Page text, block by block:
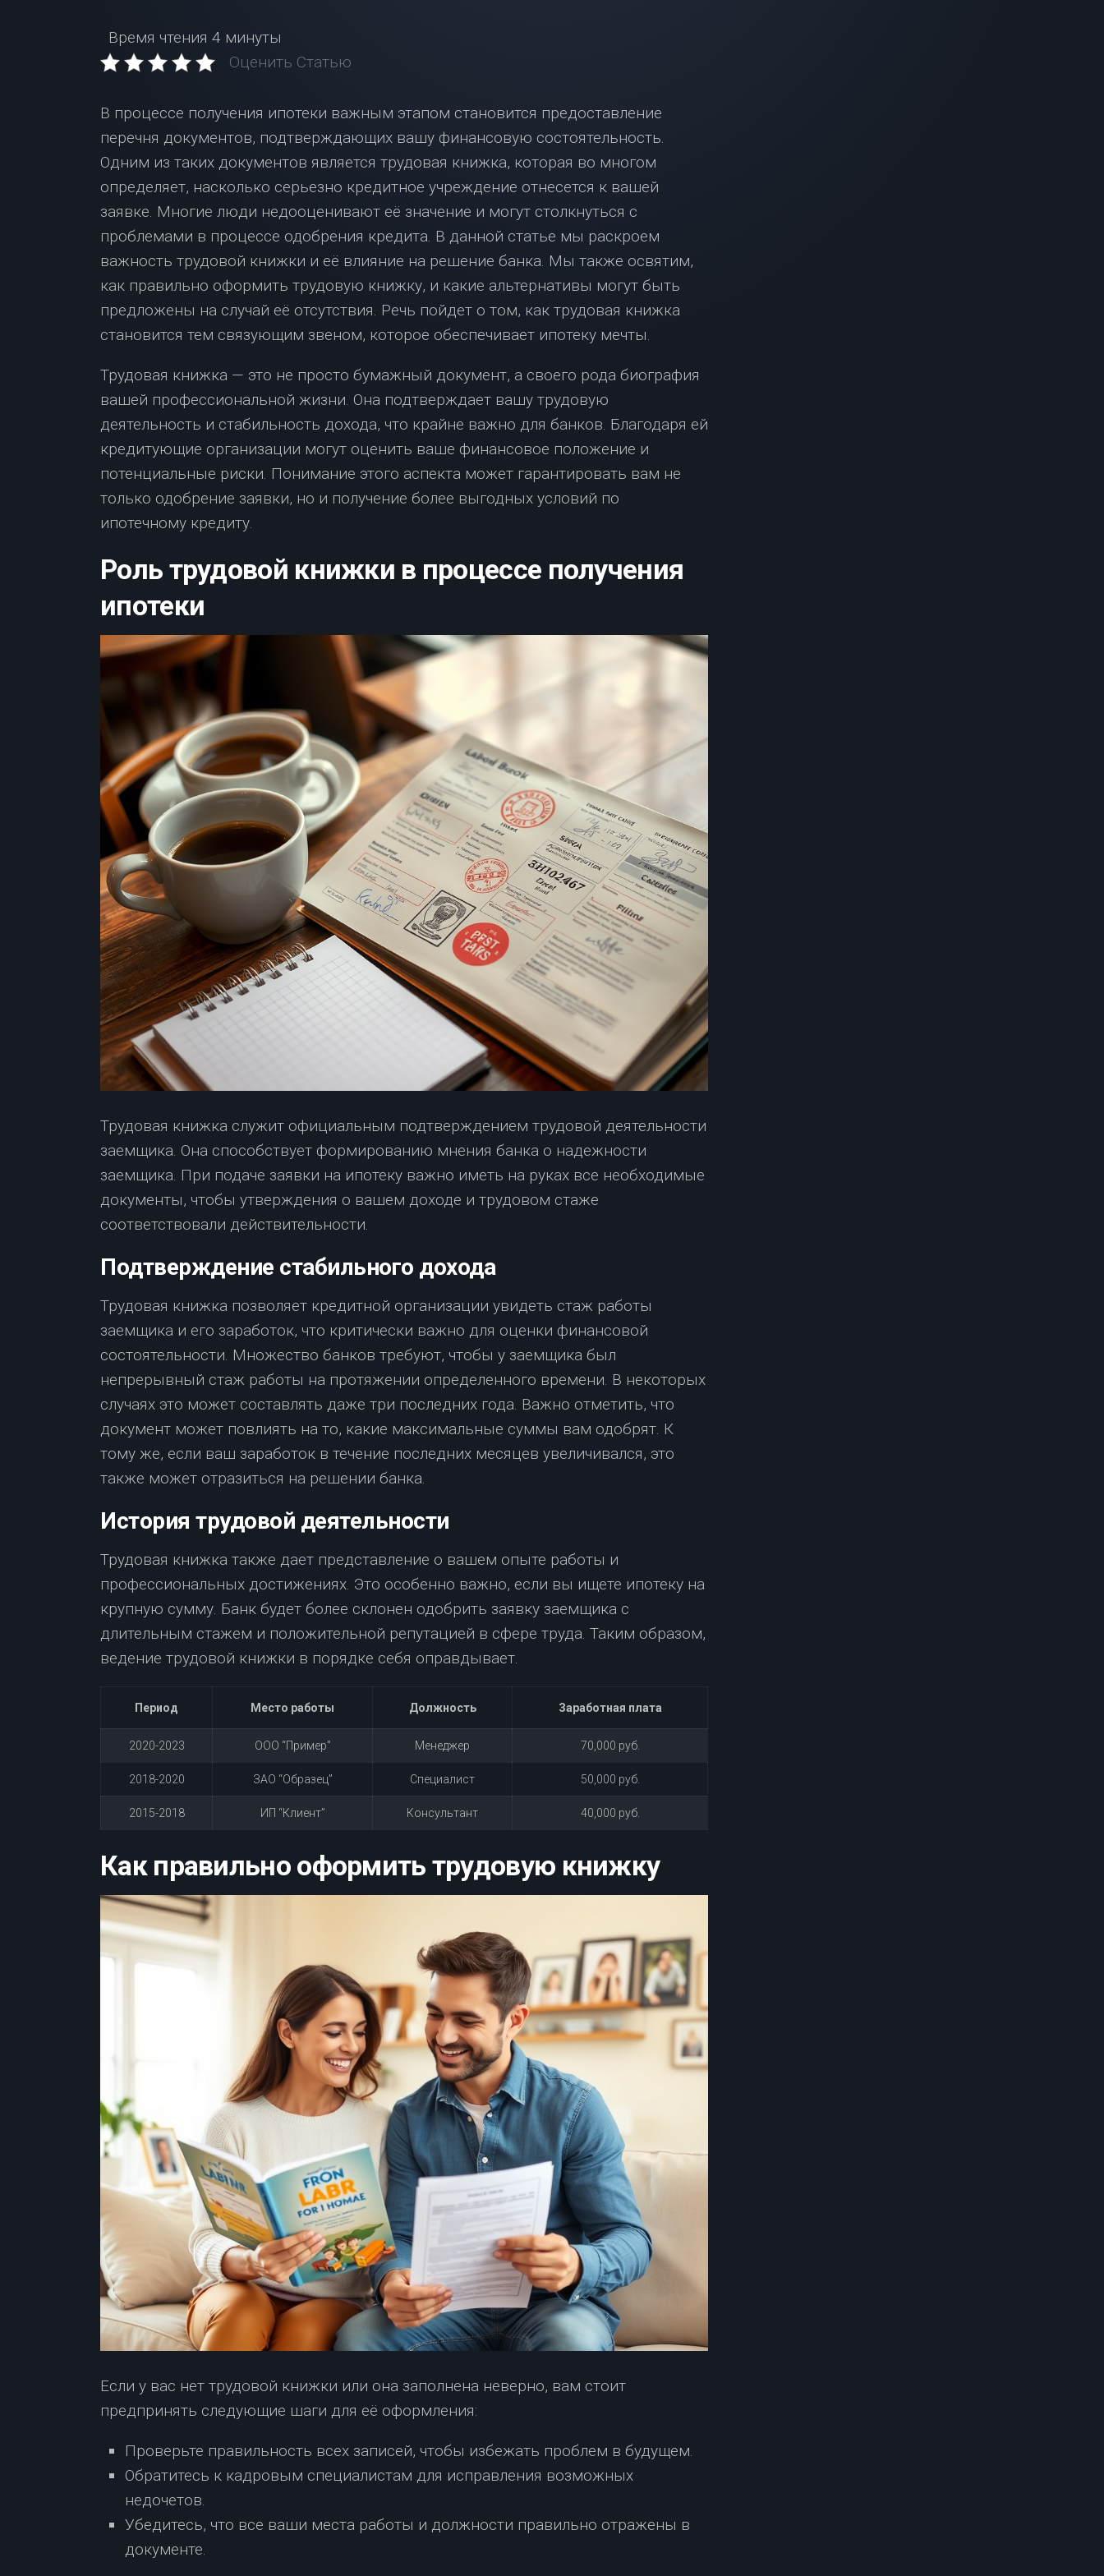
ОТЧАИВАЙТЕСЬ,
НАС
ЕСТЬ
ИПОТЕКА
МОСКВЕ:
ЧТО
ЗНАТЬ?
Время чтения 4 минуты
Оценить Статью
В процессе получения ипотеки важным этапом становится предоставление
перечня документов, подтверждающих вашу финансовую состоятельность.
Одним из таких документов является трудовая книжка, которая во многом
определяет, насколько серьезно кредитное учреждение отнесется к вашей
заявке. Многие люди недооценивают её значение и могут столкнуться с
проблемами в процессе одобрения кредита. В данной статье мы раскроем
важность трудовой книжки и её влияние на решение банка. Мы также освятим,
как правильно оформить трудовую книжку, и какие альтернативы могут быть
предложены на случай её отсутствия. Речь пойдет о том, как трудовая книжка
становится тем связующим звеном, которое обеспечивает ипотеку мечты.
Трудовая книжка — это не просто бумажный документ, а своего рода биография
вашей профессиональной жизни. Она подтверждает вашу трудовую
деятельность и стабильность дохода, что крайне важно для банков. Благодаря ей
кредитующие организации могут оценить ваше финансовое положение и
потенциальные риски. Понимание этого аспекта может гарантировать вам не
только одобрение заявки, но и получение более выгодных условий по
ипотечному кредиту.
Роль трудовой книжки в процессе получения
ипотеки
Трудовая книжка служит официальным подтверждением трудовой деятельности
заемщика. Она способствует формированию мнения банка о надежности
заемщика. При подаче заявки на ипотеку важно иметь на руках все необходимые
документы, чтобы утверждения о вашем доходе и трудовом стаже
соответствовали действительности.
Подтверждение стабильного дохода
Трудовая книжка позволяет кредитной организации увидеть стаж работы
заемщика и его заработок, что критически важно для оценки финансовой
состоятельности. Множество банков требуют, чтобы у заемщика был
непрерывный стаж работы на протяжении определенного времени. В некоторых
случаях это может составлять даже три последних года. Важно отметить, что
документ может повлиять на то, какие максимальные суммы вам одобрят. К
тому же, если ваш заработок в течение последних месяцев увеличивался, это
также может отразиться на решении банка.
История трудовой деятельности
Трудовая книжка также дает представление о вашем опыте работы и
профессиональных достижениях. Это особенно важно, если вы ищете ипотеку на
крупную сумму. Банк будет более склонен одобрить заявку заемщика с
длительным стажем и положительной репутацией в сфере труда. Таким образом,
ведение трудовой книжки в порядке себя оправдывает.
Период Место работы Должность Заработная плата
2020-2023 ООО “Пример” Менеджер 70,000 руб.
2018-2020 ЗАО “Образец” Специалист 50,000 руб.
2015-2018 ИП “Клиент” Консультант 40,000 руб.
Как правильно оформить трудовую книжку
Если у вас нет трудовой книжки или она заполнена неверно, вам стоит
предпринять следующие шаги для её оформления:
Проверьте правильность всех записей, чтобы избежать проблем в будущем.
Обратитесь к кадровым специалистам для исправления возможных
недочетов.
Убедитесь, что все ваши места работы и должности правильно отражены в
документе.